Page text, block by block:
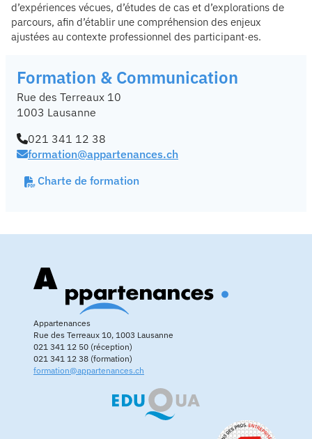
d’expériences vécues, d’études de cas et d’explorations de
parcours, afin d’établir une compréhension des enjeux
ajustées au contexte professionnel des participant·es.
Formation & Communication
Rue des Terreaux 10
1003 Lausanne
021 341 12 38
formation@appartenances.ch
Charte de formation
Appartenances
Rue des Terreaux 10, 1003 Lausanne
021 341 12 50 (réception)
021 341 12 38 (formation)
formation@appartenances.ch